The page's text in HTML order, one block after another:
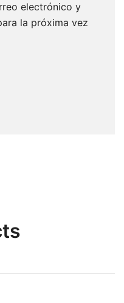
electrónico y
la próxima vez